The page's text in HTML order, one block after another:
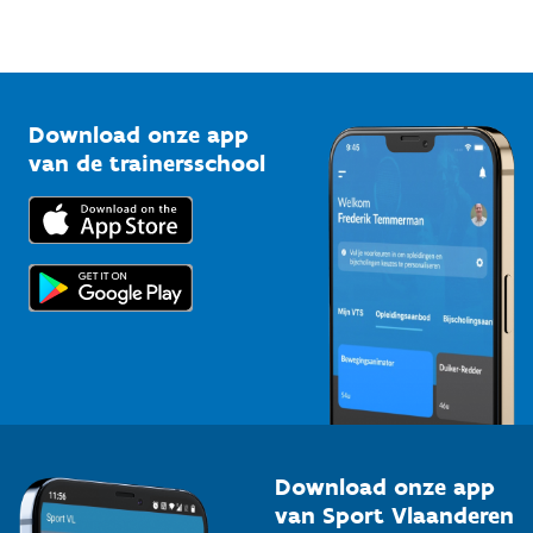
Bedrijven
Trainers en begeleiders
Topsporters
Vlaamse Trainersschool
Kennisplatform
Downloads
Voor de pers
Download onze app
van de trainersschool
Download onze app
van Sport Vlaanderen